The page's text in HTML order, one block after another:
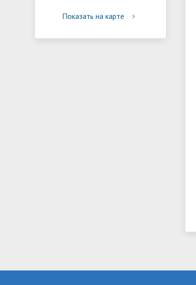
"Цифровая образовательная среда
Показать на карте